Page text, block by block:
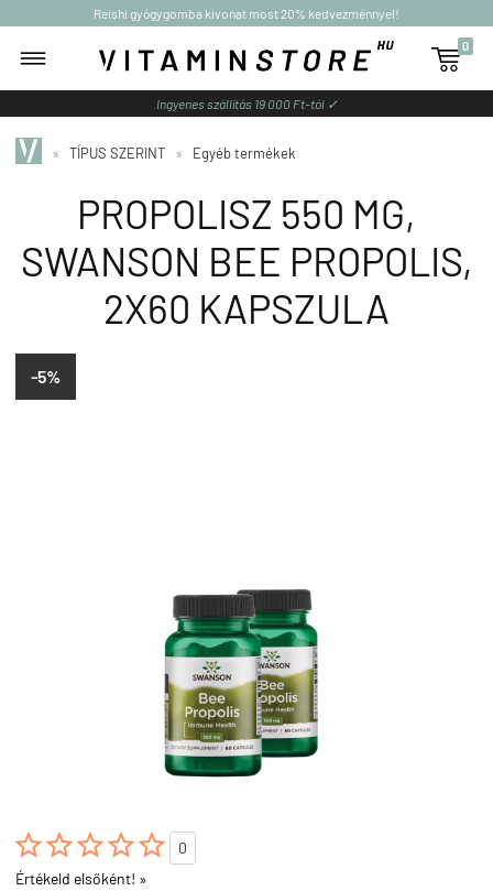
Reishi gyógygomba kivonat most 20% kedvezménnyel!

0
Ingyenes szállítás 19 000 Ft-tól ✓
» TÍPUS SZERINT » Egyéb termékek
PROPOLISZ 550 MG,
SWANSON BEE PROPOLIS,
2X60 KAPSZULA
-5%

0
Értékeld elsőként! »